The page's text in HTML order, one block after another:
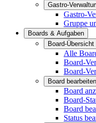
Gastro-
Gastro-
Gruppe
Boards & Aufgaben
Board-Übersicht
Alle
Board-
Board-
Board bearbeiten
Board
Board-
Board
Status